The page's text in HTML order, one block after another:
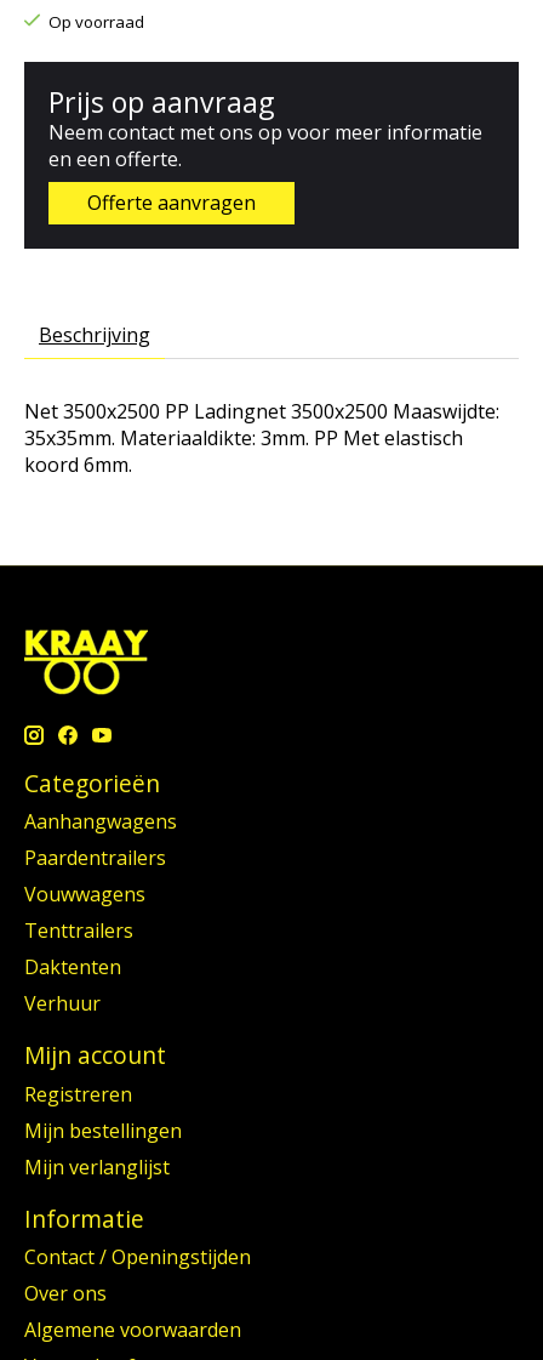
Op voorraad
Prijs op aanvraag
Neem contact met ons op voor meer informatie
en een offerte.
Offerte aanvragen
Beschrijving
Net 3500x2500 PP Ladingnet 3500x2500 Maaswijdte:
35x35mm. Materiaaldikte: 3mm. PP Met elastisch
koord 6mm.
Categorieën
Aanhangwagens
Paardentrailers
Vouwwagens
Tenttrailers
Daktenten
Verhuur
Mijn account
Registreren
Mijn bestellingen
Mijn verlanglijst
Informatie
Contact / Openingstijden
Over ons
Algemene voorwaarden